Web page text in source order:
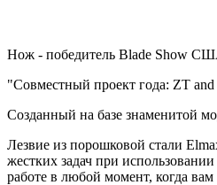
Нож - победитель Blade Show
"Совместный проект года: ZT
Созданный на базе знаменитой
Лезвие из порошковой стали
жестких задач при
работе в любой момент, когда